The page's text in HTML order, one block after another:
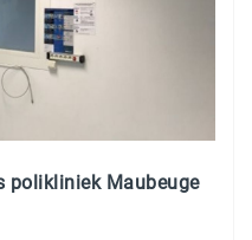
polikliniek Maubeuge